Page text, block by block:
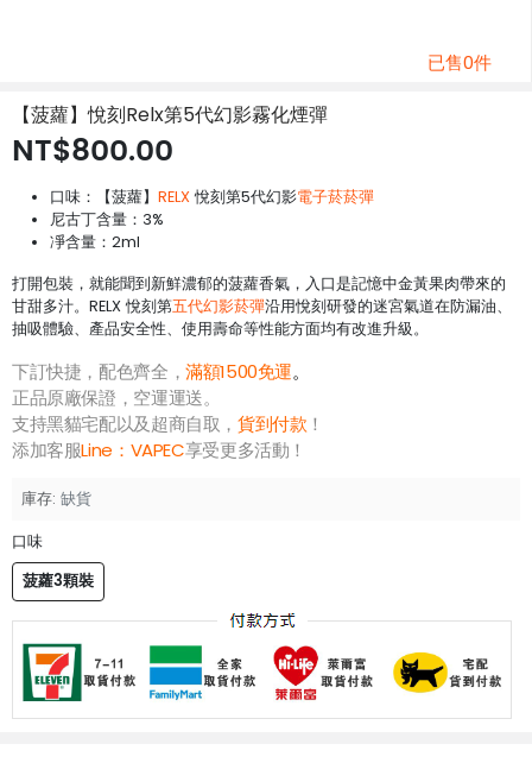
已售0件
【菠蘿】悅刻Relx第5代幻影霧化煙彈
NT$800.00
口味：【菠蘿】 RELX悅刻第5代幻影電子菸菸彈
尼古丁含量：3%
凈含量：2ml
打開包裝，就能聞到新鮮濃郁的菠蘿香氣，入口是記憶中金黃果肉帶來的
甘甜多汁。RELX 悅刻第五代幻影菸彈沿用悅刻研發的迷宮氣道在防漏油、
抽吸體驗、產品安全性、使用壽命等性能方面均有改進升級。
下訂快捷，配色齊全，滿額1500免運。
正品原廠保證，空運運送。
支持黑貓宅配以及超商自取，貨到付款 ！
添加客服Line： VAPEC享受更多活動！
庫存: 缺貨
口味
菠蘿3顆裝